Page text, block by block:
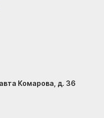
Комарова, д. 36